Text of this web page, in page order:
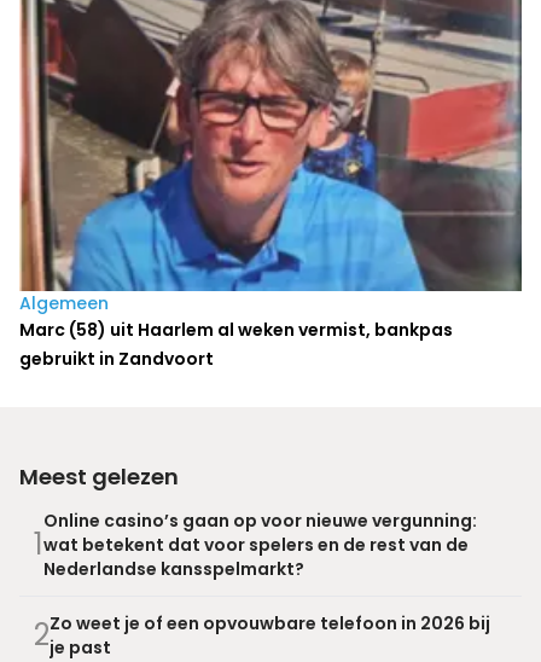
Algemeen
Marc (58) uit Haarlem al weken vermist, bankpas
gebruikt in Zandvoort
Meest gelezen
1
Online casino’s gaan op voor nieuwe vergunning:
wat betekent dat voor spelers en de rest van de
Nederlandse kansspelmarkt?
2Zo weet je of een opvouwbare telefoon in 2026 bij
je past